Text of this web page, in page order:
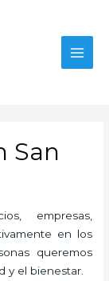
San
empresas,
en los
queremos
y el bienestar.